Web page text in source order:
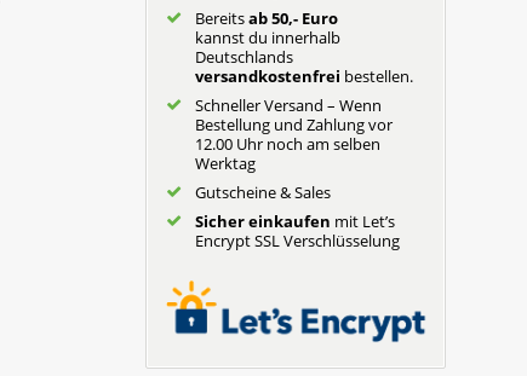
Bereitsab 50,- Euro
kannst du innerhalb
Deutschlands
versandkostenfrei bestellen.
Schneller Versand – Wenn
Bestellung und Zahlung vor
12.00 Uhr noch am selben
Werktag
Gutscheine & Sales
Sicher einkaufen mit Let’s
Encrypt SSL Verschlüsselung